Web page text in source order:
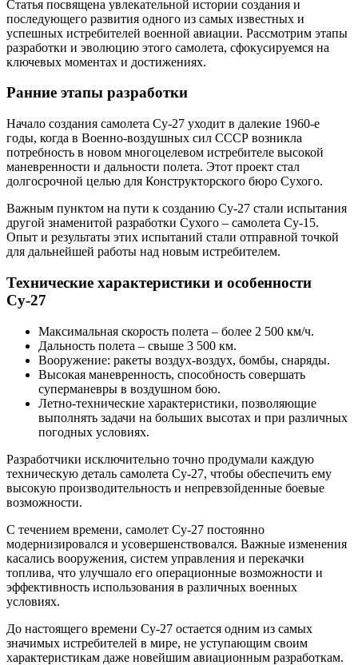
Статья посвящена увлекательной истории создания и
последующего развития одного из самых известных и
успешных истребителей военной авиации. Рассмотрим этапы
разработки и эволюцию этого самолета, сфокусируемся на
ключевых моментах и достижениях.
Ранние этапы разработки
Начало создания самолета Су-27 уходит в далекие 1960-е
годы, когда в Военно-воздушных сил СССР возникла
потребность в новом многоцелевом истребителе высокой
маневренности и дальности полета. Этот проект стал
долгосрочной целью для Конструкторского бюро Сухого.
Важным пунктом на пути к созданию Су-27 стали испытания
другой знаменитой разработки Сухого – самолета Су-15.
Опыт и результаты этих испытаний стали отправной точкой
для дальнейшей работы над новым истребителем.
Технические характеристики и особенности
Су-27
Максимальная скорость полета – более 2 500 км/ч.
Дальность полета – свыше 3 500 км.
Вооружение: ракеты воздух-воздух, бомбы, снаряды.
Высокая маневренность, способность совершать
суперманевры в воздушном бою.
Летно-технические характеристики, позволяющие
выполнять задачи на больших высотах и при различных
погодных условиях.
Разработчики исключительно точно продумали каждую
техническую деталь самолета Су-27, чтобы обеспечить ему
высокую производительность и непревзойденные боевые
возможности.
С течением времени, самолет Су-27 постоянно
модернизировался и усовершенствовался. Важные изменения
касались вооружения, систем управления и перекачки
топлива, что улучшало его операционные возможности и
эффективность использования в различных военных
условиях.
До настоящего времени Су-27 остается одним из самых
значимых истребителей в мире, не уступающим своим
характеристикам даже новейшим авиационным разработкам.